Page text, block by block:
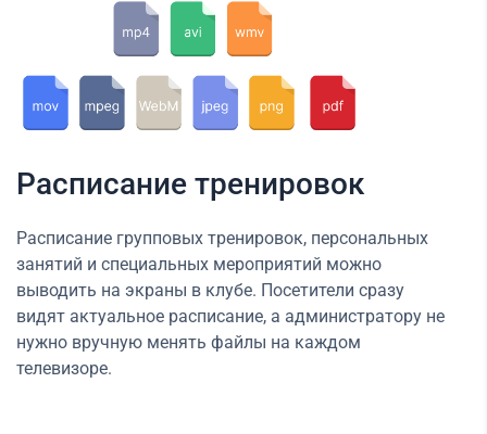
Расписание тренировок
Расписание групповых тренировок, персональных
занятий и специальных мероприятий можно
выводить на экраны в клубе. Посетители сразу
видят актуальное расписание, а администратору не
нужно вручную менять файлы на каждом
телевизоре.